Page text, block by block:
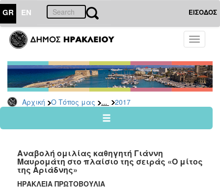
GR EN ΕΙΣΟΔΟΣ
Toggle
Αρχική Ο Τόπος μας ... 2017
ΤΟΠΟΣ
ΜΑΣ
Ανακοινώσεις
Αρχείο
2026
2024
2022
2021
Αναβολή ομιλίας καθηγητή Γιάννη
Μαυρομάτη στο πλαίσιο της σειράς «Ο μίτος
της Αριάδνης»
ΗΡΑΚΛΕΙΑ ΠΡΩΤΟΒΟΥΛΙΑ